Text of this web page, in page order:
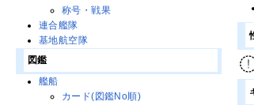
称号・戦果
連合艦隊
基地航空隊
図鑑
艦船
カード(図鑑No順)